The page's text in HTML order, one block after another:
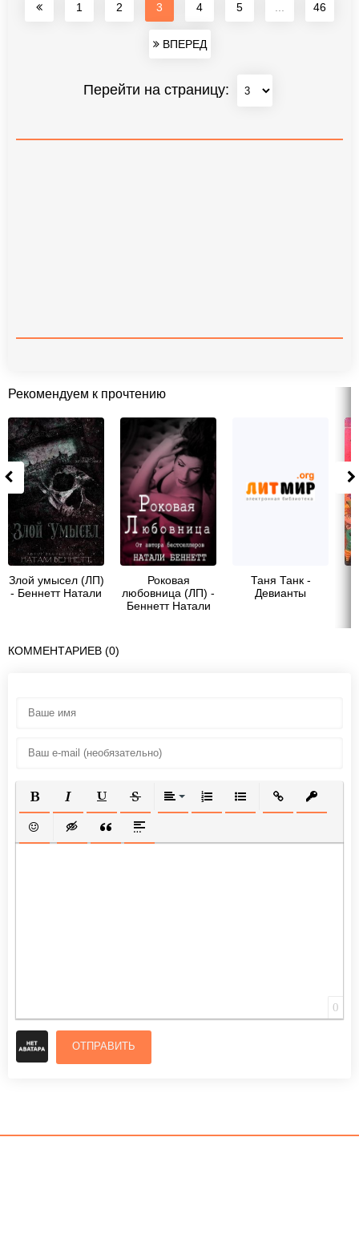
1 2 3 4 5 46
ВПЕРЕД
Перейти на страницу:
Рекомендуем к прочтению
Злой умысел (ЛП)
- Беннетт Натали
Роковая
любовница (ЛП) -
Беннетт Натали
Таня Танк -
Девианты
КОММЕНТАРИЕВ (0)
ПОЛУЖИРНЫЙ
КУРСИВПОДЧЕРКНУТЫЙ
ЗАЧЕРКНУТЫЙВЫРАВНИВАНИЕ
НУМЕРОВАННЫЙ СПИСОК
МАРКИРОВАННЫЙ
ВСТАВИТЬ
ВСТАВИТЬ СМАЙЛИК
ВСТАВКА СКРЫТОГО ТЕКСТА
ВСТАВКА ЦИТАТЫ
ВСТАВКА СПОЙЛЕРА
0
ОТПРАВИТЬ